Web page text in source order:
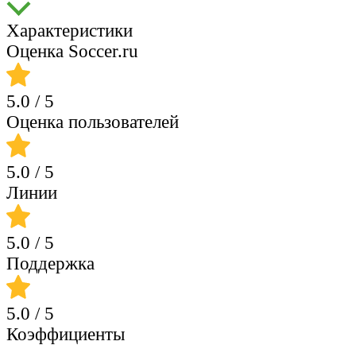
Характеристики
Оценка Soccer.ru
5.0 / 5
Оценка пользователей
5.0 / 5
Линии
5.0 / 5
Поддержка
5.0 / 5
Коэффициенты